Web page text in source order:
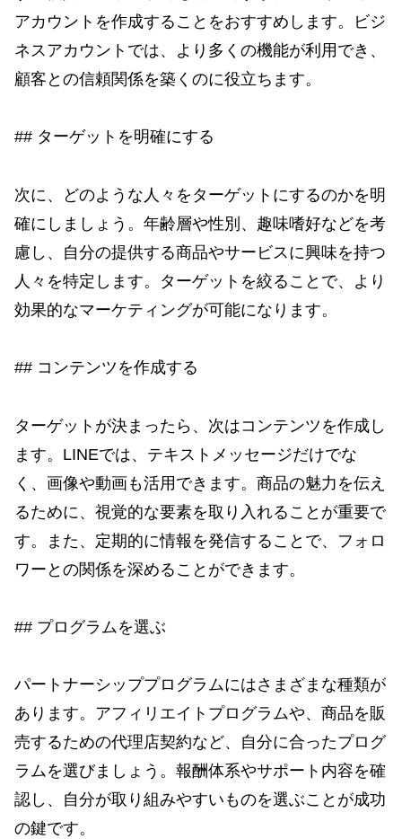
アカウントを作成することをおすすめします。ビジ
ネスアカウントでは、より多くの機能が利用でき、
顧客との信頼関係を築くのに役立ちます。
## ターゲットを明確にする
次に、どのような人々をターゲットにするのかを明
確にしましょう。年齢層や性別、趣味嗜好などを考
慮し、自分の提供する商品やサービスに興味を持つ
人々を特定します。ターゲットを絞ることで、より
効果的なマーケティングが可能になります。
## コンテンツを作成する
ターゲットが決まったら、次はコンテンツを作成し
ます。LINEでは、テキストメッセージだけでな
く、画像や動画も活用できます。商品の魅力を伝え
るために、視覚的な要素を取り入れることが重要で
す。また、定期的に情報を発信することで、フォロ
ワーとの関係を深めることができます。
## プログラムを選ぶ
パートナーシッププログラムにはさまざまな種類が
あります。アフィリエイトプログラムや、商品を販
売するための代理店契約など、自分に合ったプログ
ラムを選びましょう。報酬体系やサポート内容を確
認し、自分が取り組みやすいものを選ぶことが成功
の鍵です。